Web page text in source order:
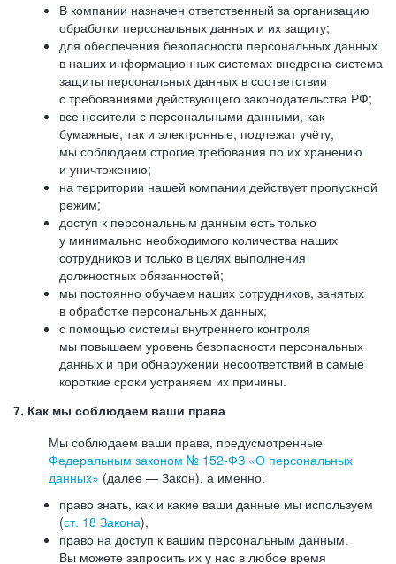
В компании назначен ответственный за организацию
обработки персональных данных и их защиту;
для обеспечения безопасности персональных данных
в наших информационных системах внедрена система
защиты персональных данных в соответствии
с требованиями действующего законодательства РФ;
все носители с персональными данными, как
бумажные, так и электронные, подлежат учёту,
мы соблюдаем строгие требования по их хранению
и уничтожению;
на территории нашей компании действует пропускной
режим;
доступ к персональным данным есть только
у минимально необходимого количества наших
сотрудников и только в целях выполнения
должностных обязанностей;
мы постоянно обучаем наших сотрудников, занятых
в обработке персональных данных;
с помощью системы внутреннего контроля
мы повышаем уровень безопасности персональных
данных и при обнаружении несоответствий в самые
короткие сроки устраняем их причины.
7. Как мы соблюдаем ваши права
Мы соблюдаем ваши права, предусмотренные
Федеральным законом № 152-ФЗ «О персональных
данных» (далее — Закон), а именно:
право знать, как и какие ваши данные мы используем
(ст. 18 Закона),
право на доступ к вашим персональным данным.
Вы можете запросить их у нас в любое время